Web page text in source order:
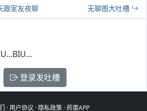
跟室友夜聊 无聊图大吐槽
登录发吐槽
·用户协议 · 隐私政策·煎蛋APP